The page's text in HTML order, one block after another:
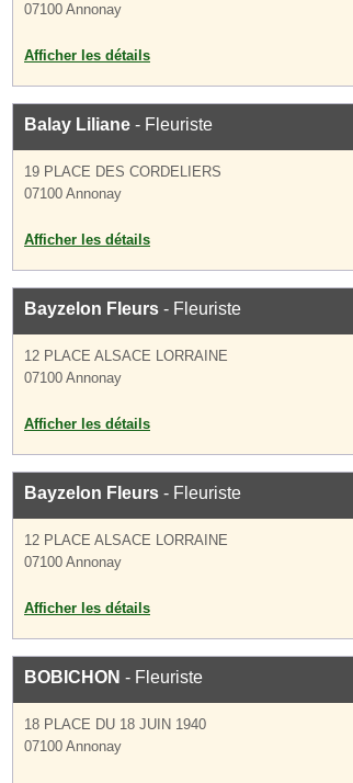
07100 Annonay
Afficher les détails
Balay Liliane - Fleuriste
19 PLACE DES CORDELIERS
07100 Annonay
Afficher les détails
Bayzelon Fleurs - Fleuriste
12 PLACE ALSACE LORRAINE
07100 Annonay
Afficher les détails
Bayzelon Fleurs - Fleuriste
12 PLACE ALSACE LORRAINE
07100 Annonay
Afficher les détails
BOBICHON - Fleuriste
18 PLACE DU 18 JUIN 1940
07100 Annonay